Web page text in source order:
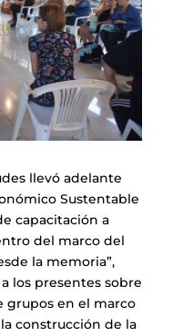
llevó adelante
Sustentable
capacitación a
del marco del
la memoria”,
los presentes sobre
grupos en el marco
construcción de la